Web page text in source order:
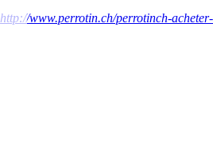
http://www.perrotin.ch/perrotinch-